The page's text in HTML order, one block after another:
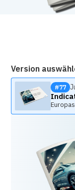
Version
#77
statt